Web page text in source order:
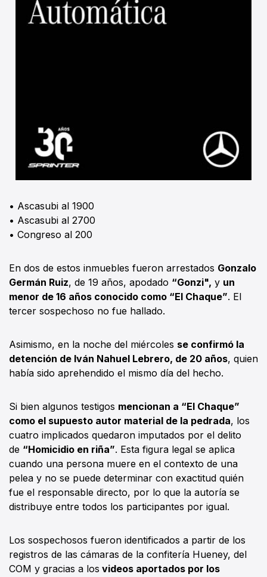
• Ascasubi al 1900
• Ascasubi al 2700
• Congreso al 200
En dos de estos inmuebles fueron arrestados Gonzalo
Germán Ruiz, de 19 años, apodado “Gonzi", y un
menor de 16 años conocido como “El Chaque”. El
tercer sospechoso no fue hallado.
Asimismo, en la noche del miércoles se confirmó la
detención de Iván Nahuel Lebrero, de 20 años, quien
había sido aprehendido el mismo día del hecho.
Si bien algunos testigos mencionan a “El Chaque”
como el supuesto autor material de la pedrada, los
cuatro implicados quedaron imputados por el delito
de “Homicidio en riña”. Esta figura legal se aplica
cuando una persona muere en el contexto de una
pelea y no se puede determinar con exactitud quién
fue el responsable directo, por lo que la autoría se
distribuye entre todos los participantes por igual.
Los sospechosos fueron identificados a partir de los
registros de las cámaras de la confitería Hueney, del
COM y gracias a los videos aportados por los